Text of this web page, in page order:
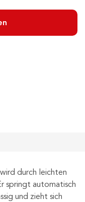
durch leichten
springt automatisch
und zieht sich